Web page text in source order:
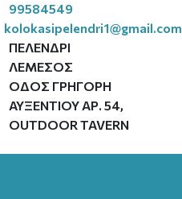
99584549
kolokasipelendri1@gmail.com
ΠΕΛΕΝΔΡΙ
ΛΕΜΕΣΟΣ
ΟΔΟΣ ΓΡΗΓΟΡΗ
ΑΥΞΕΝΤΙΟΥ ΑΡ. 54,
OUTDOOR TAVERN